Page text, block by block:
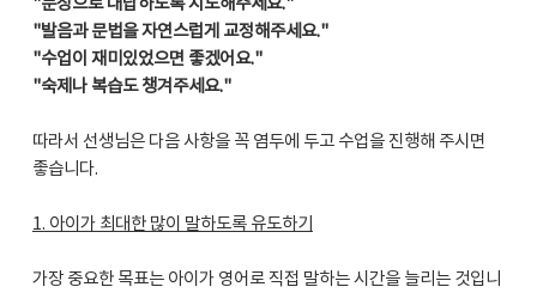
"문장으로 대답하도록 지도해주세요."
"발음과 문법을 자연스럽게 교정해주세요."
"수업이 재미있었으면 좋겠어요."
"숙제나 복습도 챙겨주세요."
따라서 선생님은 다음 사항을 꼭 염두에 두고 수업을 진행해 주시면
좋습니다.
1. 아이가 최대한 많이 말하도록 유도하기
가장 중요한 목표는 아이가 영어로 직접 말하는 시간을 늘리는 것입니